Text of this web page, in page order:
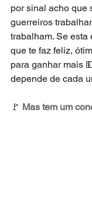
por sinal acho que
guerreiros
trabalham. Se esta
que te faz feliz,
para ganhar mais
depende de cada
🚩 Mas tem um